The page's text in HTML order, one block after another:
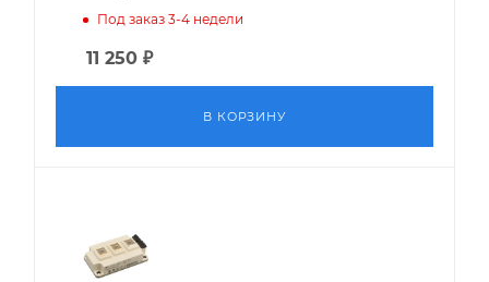
Под заказ 3-4 недели
11 250 ₽
В КОРЗИНУ